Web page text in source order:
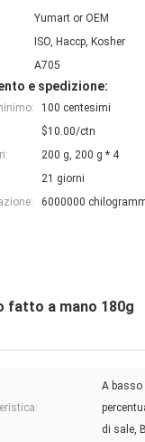
Yumart or OEM
ISO, Haccp, Kosher
A705
e spedizione:
100 centesimi
$10.00/ctn
200 g, 200 g * 4
21 giorni
6000000
fatto a mano 180g
A basso
di sale,